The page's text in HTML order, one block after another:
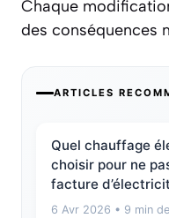
Chaque
des conséquences
ARTICLES
Quel chauffage
choisir pour ne
facture
6 Avr 2026 • 9 min